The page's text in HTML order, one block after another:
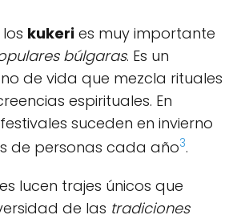
kukeri es muy importante
búlgaras. Es un
de vida que mezcla rituales
espirituales. En
suceden en invierno
de personas cada año3.
lucen trajes únicos que
de las tradiciones